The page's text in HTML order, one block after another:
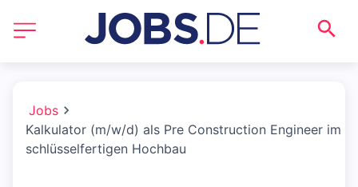
Jobs
Kalkulator (m/w/d) als Pre Construction Engineer im
schlüsselfertigen Hochbau